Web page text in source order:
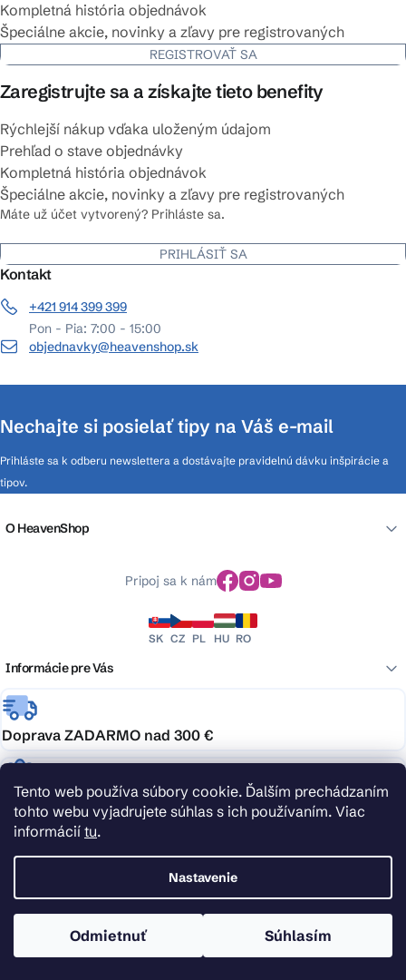
Tento web používa súbory cookie. Ďalším prechádzaním
tohto webu vyjadrujete súhlas s ich používaním. Viac
informácií tu.
Nastavenie
Odmietnuť Súhlasím
Kompletná história objednávok
Špeciálne akcie, novinky a zľavy pre registrovaných
REGISTROVAŤ SA
Zaregistrujte sa a získajte tieto benefity
Rýchlejší nákup vďaka uloženým údajom
Prehľad o stave objednávky
Kompletná história objednávok
Špeciálne akcie, novinky a zľavy pre registrovaných
Máte už účet vytvorený? Prihláste sa.
PRIHLÁSIŤ SA
Kontakt
+421 914 399 399
Pon - Pia: 7:00 - 15:00
objednavky@heavenshop.sk
Nechajte si posielať tipy na Váš e-mail
Prihláste sa k odberu newslettera a dostávajte pravidelnú dávku inšpirácie a
tipov.
O HeavenShop
Pripoj sa k nám
SK CZ PL HU RO
Informácie pre Vás
Doprava ZADARMO nad 300 €
Garancia najlepšej ceny
Podpora, na ktorú je spoľahnutie
Doprava zdarma
Nakúpte nad 300 € alebo vyberajte tovar s ikonou dopravy zadarmo a doručenie